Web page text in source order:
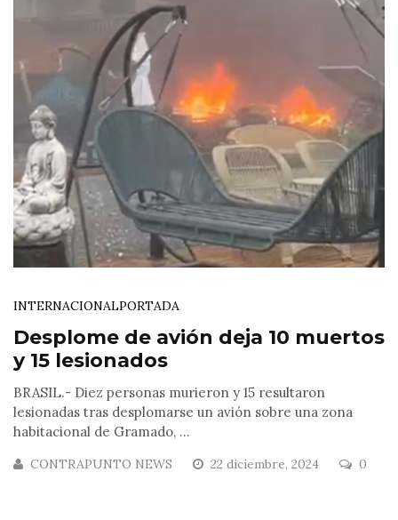
INTERNACIONALPORTADA
Desplome de avión deja 10 muertos
y 15 lesionados
BRASIL.- Diez personas murieron y 15 resultaron
lesionadas tras desplomarse un avión sobre una zona
habitacional de Gramado, ...
CONTRAPUNTO NEWS 22 diciembre, 2024 0